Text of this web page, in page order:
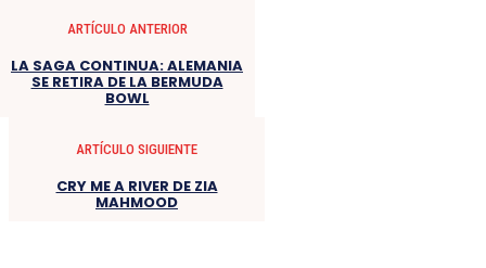
ARTÍCULO ANTERIOR
LA SAGA CONTINUA: ALEMANIA
SE RETIRA DE LA BERMUDA
BOWL
ARTÍCULO SIGUIENTE
CRY ME A RIVER DE ZIA
MAHMOOD